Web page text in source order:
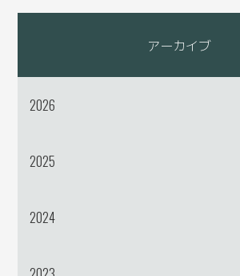
アーカイブ
2026
2025
2024